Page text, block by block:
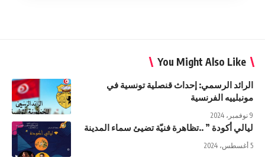
You Might Also Like
الرائد الرسمي: إحداث قنصلية تونسية في
مونبلييه الفرنسية
9 نوفمبر، 2024
ليالي أكودة ” ..تظاهرة فنيّة تضيئ سماء المدينة
5 أغسطس، 2024